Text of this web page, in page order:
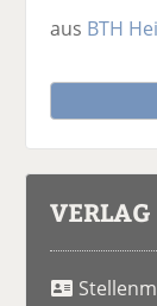
aus BTH
VERLAG